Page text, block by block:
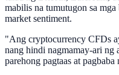
mabilis na tumutugon sa
market sentiment.
"Ang cryptocurrency CFDs
nang hindi nagmamay-ari ng
parehong pagtaas at pagbaba